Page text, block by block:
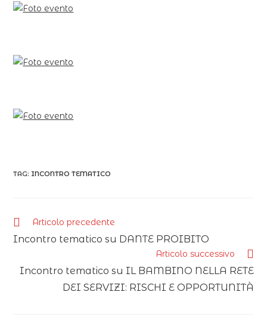
TAG: INCONTRO TEMATICO
Articolo precedente
Incontro tematico su DANTE PROIBITO
Articolo successivo
Incontro tematico su IL BAMBINO NELLA RETE
DEI SERVIZI: RISCHI E OPPORTUNITÀ